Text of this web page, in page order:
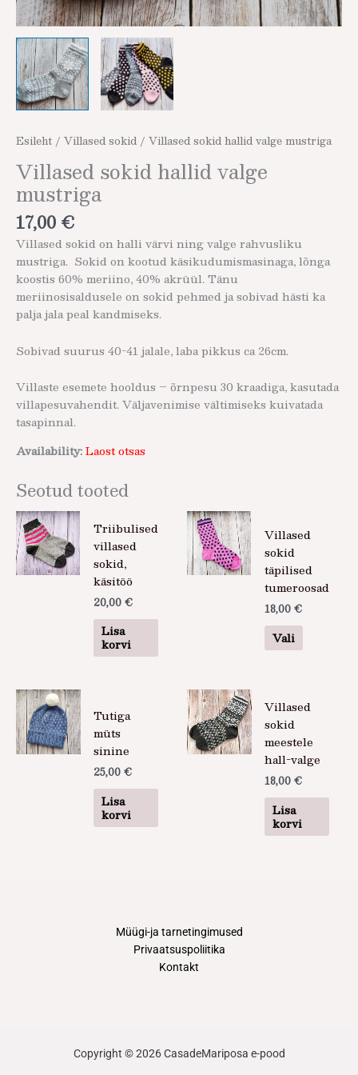
Esileht / Villased sokid / Villased sokid hallid valge mustriga
Villased sokid hallid valge
mustriga
17,00 €
Villased sokid on halli värvi ning valge rahvusliku
mustriga. Sokid on kootud käsikudumismasinaga, lõnga
koostis 60% meriino, 40% akrüül. Tänu
meriinosisaldusele on sokid pehmed ja sobivad hästi ka
palja jala peal kandmiseks.
Sobivad suurus 40-41 jalale, laba pikkus ca 26cm.
Villaste esemete hooldus – õrnpesu 30 kraadiga, kasutada
villapesuvahendit. Väljavenimise vältimiseks kuivatada
tasapinnal.
Availability:Laost otsas
Seotud tooted
Triibulised
villased
sokid,
käsitöö
20,00 €
Lisa
korvi
Villased
sokid
täpilised
tumeroosad
18,00 €
Vali
tootel
mitu
varianti.
saab
Tutiga
müts
sinine
25,00 €
Lisa
korvi
Villased
sokid
meestele
hall-valge
18,00 €
Lisa
korvi
Müügi-ja tarnetingimused
Privaatsuspoliitika
Kontakt
Copyright © 2026 CasadeMariposa e-pood